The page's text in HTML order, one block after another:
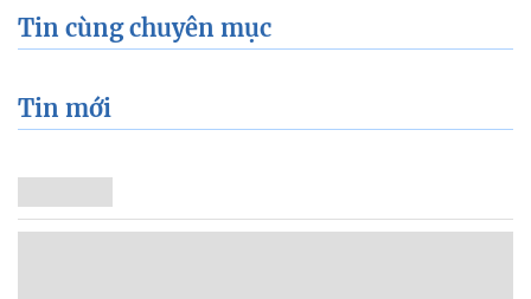
Tin cùng chuyên mục
Tin mới